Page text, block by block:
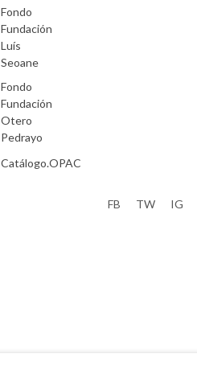
Fondo
Fundación
Luís
Seoane
Fondo
Fundación
Otero
Pedrayo
Catálogo.OPAC
FB TW IG